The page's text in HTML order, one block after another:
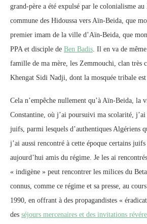
grand-père a été expulsé par le colonialisme
commune des Hidoussa vers Aïn-Beida, que
premier imam de la ville d’Aïn-Beida, que
PPA et disciple de Ben Badis . Il en va de
famille de ma mère, les Zemmouchi, clan très
Khengat Sidi Nadji, dont la mosquée tribale est
Cela n’empêche nullement qu’à Aïn-Beida, la
Constantine, où j’ai poursuivi ma scolarité, j’ai
juifs, parmi lesquels d’authentiques Algériens
j’ai aussi rencontré à cette époque certains
aujourd’hui amis du régime. Je les ai
« indigène » peut rencontrer les milices du
connus, comme ce régime et sa presse, au
1990, en offrant à des propagandistes «
des séjours mercenaires et des invitations